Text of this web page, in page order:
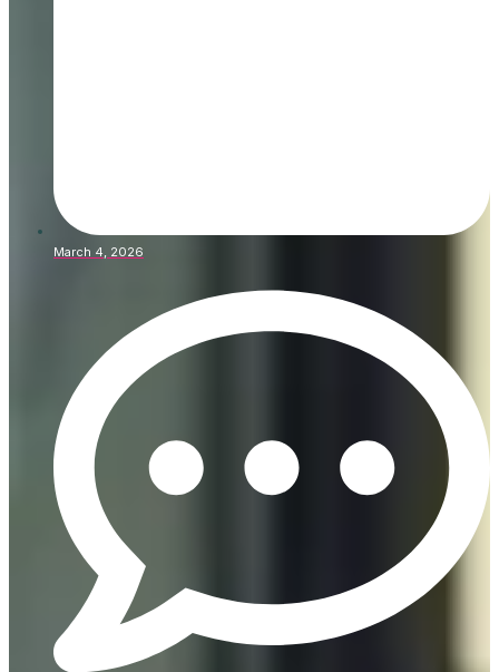
March 4, 2026